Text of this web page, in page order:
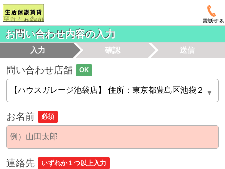
電話する
お問い合わせ内容の入力
入力 確認 送信
問い合わせ店舗 OK
お名前 必須
連絡先 いずれか１つ以上入力